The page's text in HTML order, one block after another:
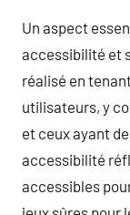
Un aspect
accessibilité et
réalisé en
utilisateurs, y
et ceux ayant
accessibilité
accessibles